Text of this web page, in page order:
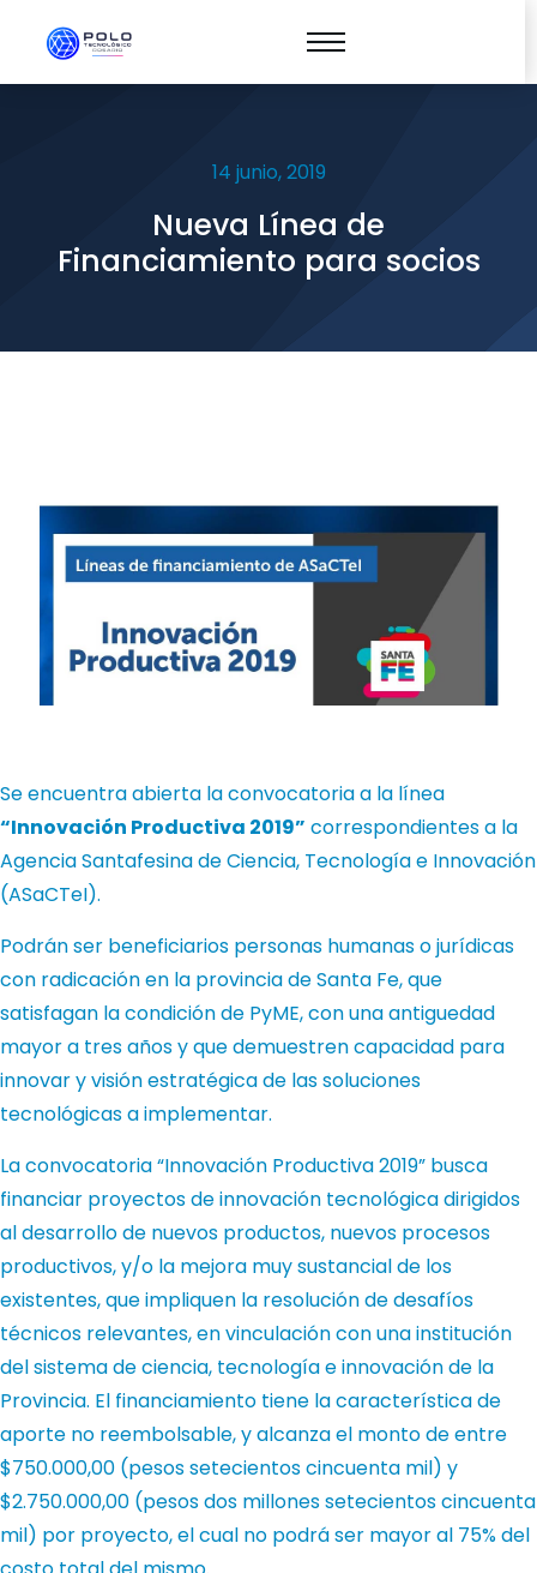
14 junio, 2019
Nueva Línea de
Financiamiento para socios
Se encuentra abierta la convocatoria a la línea
“Innovación Productiva 2019” correspondientes a la
Agencia Santafesina de Ciencia, Tecnología e Innovación
(ASaCTeI).
Podrán ser beneficiarios personas humanas o jurídicas
con radicación en la provincia de Santa Fe, que
satisfagan la condición de PyME, con una antiguedad
mayor a tres años y que demuestren capacidad para
innovar y visión estratégica de las soluciones
tecnológicas a implementar.
La convocatoria “Innovación Productiva 2019” busca
financiar proyectos de innovación tecnológica dirigidos
al desarrollo de nuevos productos, nuevos procesos
productivos, y/o la mejora muy sustancial de los
existentes, que impliquen la resolución de desafíos
técnicos relevantes, en vinculación con una institución
del sistema de ciencia, tecnología e innovación de la
Provincia. El financiamiento tiene la característica de
aporte no reembolsable, y alcanza el monto de entre
$750.000,00 (pesos setecientos cincuenta mil) y
$2.750.000,00 (pesos dos millones setecientos cincuenta
mil) por proyecto, el cual no podrá ser mayor al 75% del